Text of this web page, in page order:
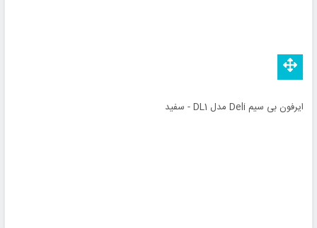
ایرفون بی سیم Deli مدل DL1 - سفید